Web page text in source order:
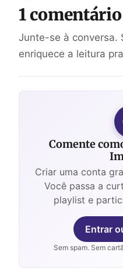
1
Junte-se à conversa.
enriquece a leitura
Comente
Criar uma conta
Você passa a
playlist e
Entrar
Sem spam. Sem